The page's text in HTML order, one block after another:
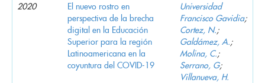
2020
El nuevo rostro en
perspectiva de la brecha
digital en la Educación
Superior para la región
Latinoamericana en la
coyuntura del COVID-19
Universidad
Francisco Gavidia;
Cortez, N.;
Galdámez, A.;
Molina, C.;
Serrano, G;
Villanueva, H.